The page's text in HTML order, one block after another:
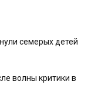
семерых детей
волны критики в